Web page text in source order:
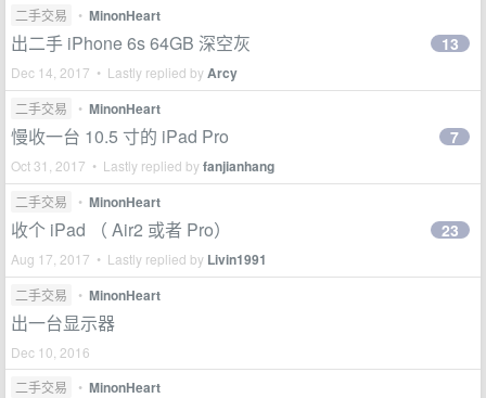
二手交易 • MinonHeart
出二手 iPhone 6s 64GB 深空灰
Dec 14, 2017 • Lastly replied byArcy
13
二手交易 • MinonHeart
慢收一台 10.5 寸的 iPad Pro
Oct 31, 2017 • Lastly replied byfanjianhang
7
二手交易 • MinonHeart
收个 iPad （ Air2 或者 Pro）
Aug 17, 2017 • Lastly replied by Livin1991
23
二手交易 • MinonHeart
出一台显示器
Dec 10, 2016
二手交易
• MinonHeart